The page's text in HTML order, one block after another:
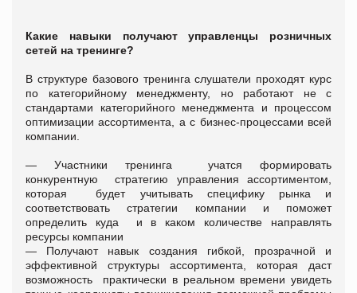
Какие навыки получают управленцы розничных
сетей на тренинге?
В структуре базового тренинга слушатели проходят курс
по категорийному менеджменту, но работают не с
стандартами категорийного менеджмента и процессом
оптимизации ассортимента, а с бизнес-процессами всей
компании.
— Участники тренинга учатся формировать
конкурентную стратегию управления ассортиментом,
которая будет учитывать специфику рынка и
соответствовать стратегии компании и поможет
определить куда и в каком количестве направлять
ресурсы компании
— Получают навык создания гибкой, прозрачной и
эффективной структуры ассортимента, которая даст
возможность практически в реальном времени увидеть